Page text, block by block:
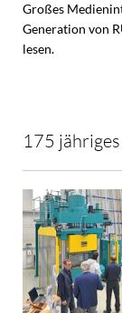
Großes
Generation von
lesen.
175